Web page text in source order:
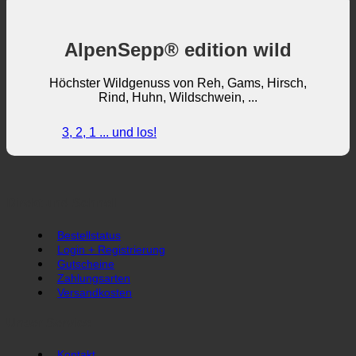
AlpenSepp® edition wild
Höchster Wildgenuss von Reh, Gams, Hirsch,
Rind, Huhn, Wildschwein, ...
3, 2, 1 ... und los!
Bestellstatus
Login + Registrierung
Gutscheine
Zahlungsarten
Versandkosten